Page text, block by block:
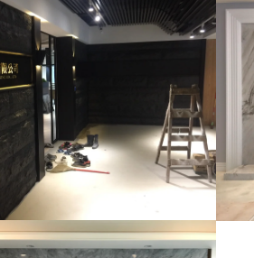
臺皇設計~大理石TV
牆
住宅